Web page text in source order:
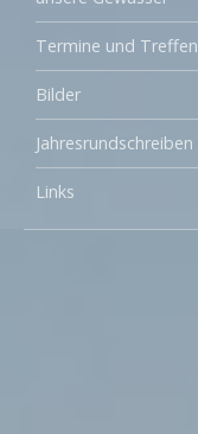
Termine und Treffen
Bilder
Jahresrundschreiben
Links